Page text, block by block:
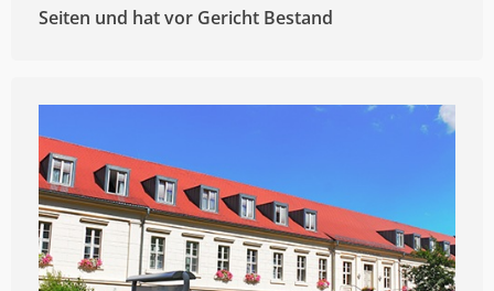
Seiten und hat vor Gericht Bestand